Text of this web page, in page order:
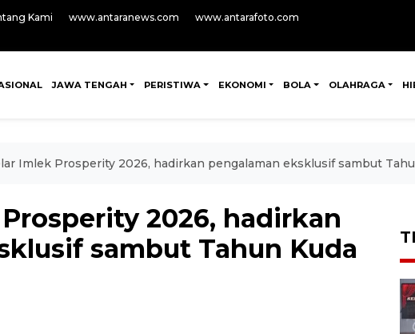
Kami www.antaranews.com
www.antarafoto.com
JAWA TENGAH PERISTIWA EKONOMI BOLA OLAHRAGA
Imlek Prosperity 2026, hadirkan pengalaman eksklusif sambut
2026, hadirkan
sambut Tahun Kuda